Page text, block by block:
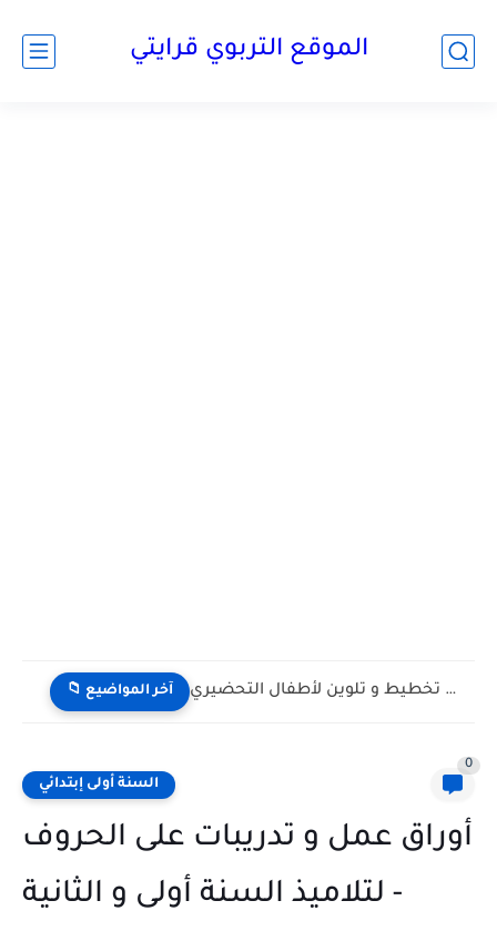
الموقع التربوي قرايتي
📁 آخر المواضيع بطاقات تمارين تخطيط و تلوين لأطفال التحضيري
السنة أولى إبتدائي
0
أوراق عمل و تدريبات على الحروف
- لتلاميذ السنة أولى و الثانية